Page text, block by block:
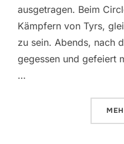
ausgetragen. Beim
Kämpfern von Tyrs,
zu sein. Abends, nach
gegessen und gefeiert
…